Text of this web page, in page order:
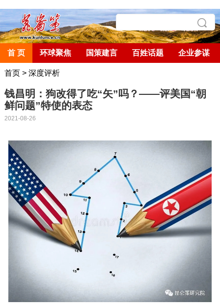
首 页 环球聚焦 国策建言 百姓话题 企业参谋
首页> 深度评析
钱昌明：狗改得了吃“矢”吗？​——评美国“朝
鲜问题”特使的表态
2021-08-26